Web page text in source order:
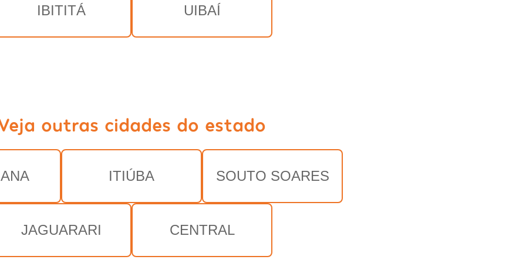
IBITITÁ UIBAÍ
outras cidades do estado
ITIÚBA SOUTO SOARES
JAGUARARI CENTRAL